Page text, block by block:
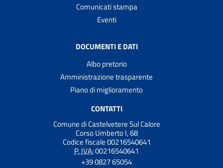
Comunicati stampa
Eventi
DOCUMENTI E DATI
Albo pretorio
Amministrazione trasparente
Piano di miglioramento
CONTATTI
Comune di Castelvetere Sul Calore
Corso Umberto I, 68
Codice fiscale 00216540641
P. IVA:00216540641
+39 0827 65054